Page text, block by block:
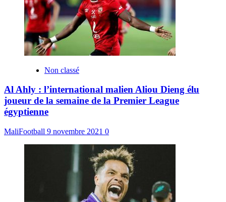
Non classé
Al Ahly : l’international malien Aliou Dieng élu
joueur de la semaine de la Premier League
égyptienne
MaliFootball 9 novembre 2021 0